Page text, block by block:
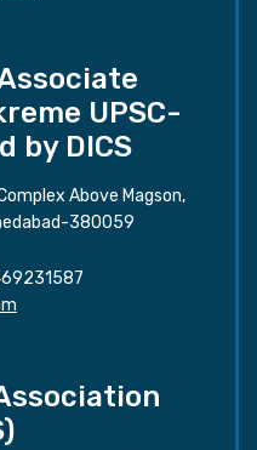
UPSC-
by DICS
Above Magson,
380059